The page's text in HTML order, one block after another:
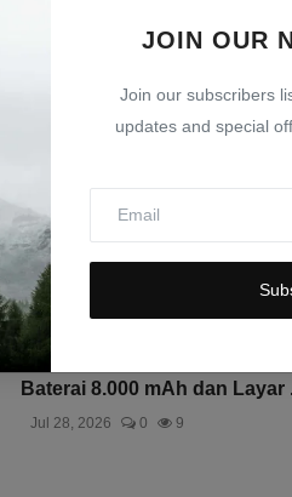
JOIN OUR
Join our subscribers
updates and special
POCO M8 Power Resmi Bocor:
Baterai 8.000 mAh dan Layar
Jul 28, 2026 0 9